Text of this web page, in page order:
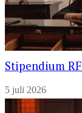
Stipendium
5 juli 2026